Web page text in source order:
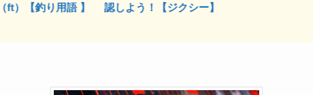
ft）【釣り用語 】
認しよう！【ジクシー】